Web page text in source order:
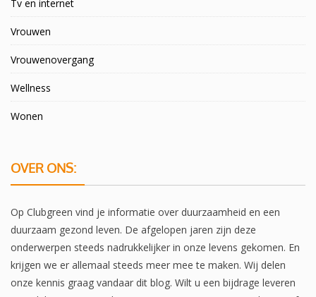
Tv en internet
Vrouwen
Vrouwenovergang
Wellness
Wonen
OVER ONS:
Op Clubgreen vind je informatie over duurzaamheid en een
duurzaam gezond leven. De afgelopen jaren zijn deze
onderwerpen steeds nadrukkelijker in onze levens gekomen. En
krijgen we er allemaal steeds meer mee te maken. Wij delen
onze kennis graag vandaar dit blog. Wilt u een bijdrage leveren